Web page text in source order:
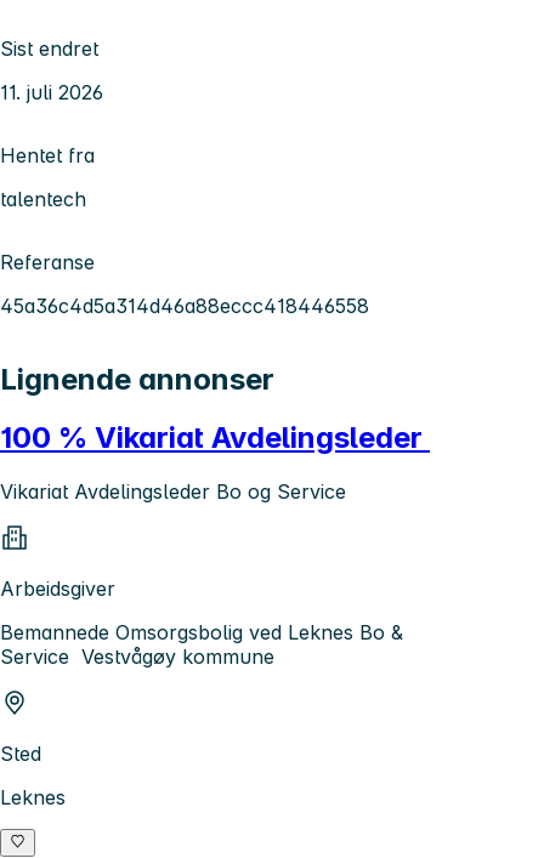
Sist endret
11. juli 2026
Hentet fra
talentech
Referanse
45a36c4d5a314d46a88eccc418446558
Lignende annonser
100 % Vikariat Avdelingsleder
Vikariat Avdelingsleder Bo og Service
Arbeidsgiver
Bemannede Omsorgsbolig ved Leknes Bo &
Service Vestvågøy kommune
Sted
Leknes